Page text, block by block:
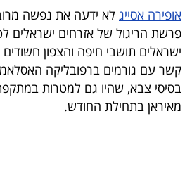
עסקי
ספורט
קריירה
ולימודים
מינויים
אופירה אסייג לא ידעה את נפשה
פרשת הריגול של אזרחים ישראלים
ישראלים תושבי חיפה והצפון
קשר עם גורמים ברפובליקה
בסיסי צבא, שהיו גם למטרות
מאיראן בתחילת החודש.